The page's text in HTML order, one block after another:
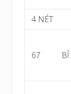
4 NÉT
67 BỈ